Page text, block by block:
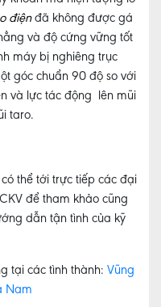
điệnđã không được gá
và độ cứng vững tốt
máy bị nghiêng trục
góc chuẩn 90 độ so với
và lực tác động lên mũi
taro.
thể tới trực tiếp các đại
để tham khảo cũng
dẫn tận tình của kỹ
tại các tình thành: Vũng
Nam